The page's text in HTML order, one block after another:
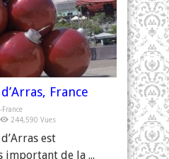
France
244,590 Vues
est
important de la ...